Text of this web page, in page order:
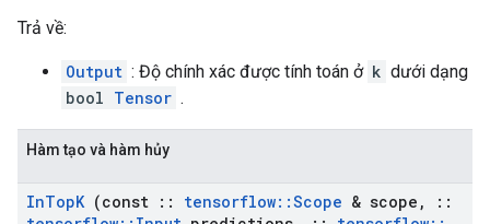
Trả về:
Output : Độ chính xác được tính toán ở k dưới dạng
bool Tensor .
Hàm tạo và hàm hủy
InTopK(const :: tensorflow::Scope & scope ,
::